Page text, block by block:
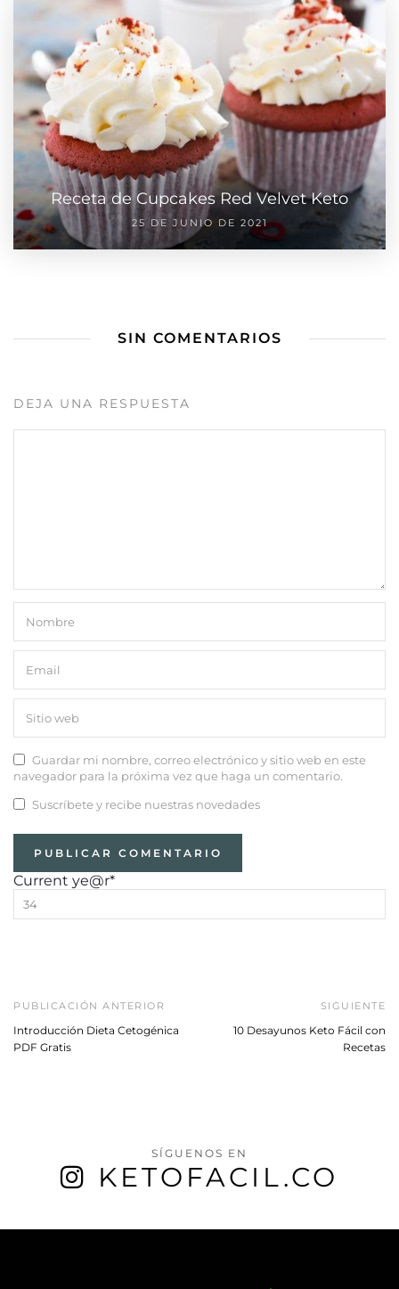
Receta de Cupcakes Red Velvet Keto
25 DE JUNIO DE 2021
SIN COMENTARIOS
DEJA UNA RESPUESTA
Guardar mi nombre, correo electrónico y sitio web en este
navegador para la próxima vez que haga un comentario.
Suscríbete y recibe nuestras novedades
Current ye@r*
PUBLICACIÓN ANTERIOR
Introducción Dieta Cetogénica
PDF Gratis
SIGUIENTE
10 Desayunos Keto Fácil con
Recetas
SÍGUENOS EN
KETOFACIL.CO